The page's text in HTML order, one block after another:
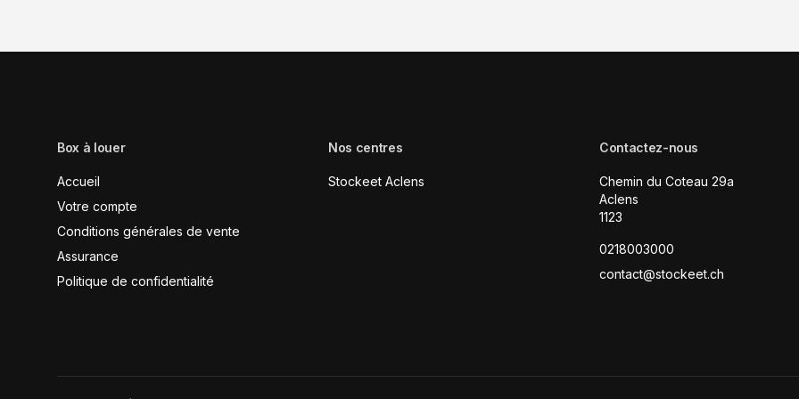
Box à louer
Accueil
Votre compte
Conditions générales de vente
Assurance
Politique de confidentialité
Nos centres
Stockeet Aclens
Contactez-nous
Chemin du Coteau 29a
Aclens
1123
0218003000
contact@stockeet.ch